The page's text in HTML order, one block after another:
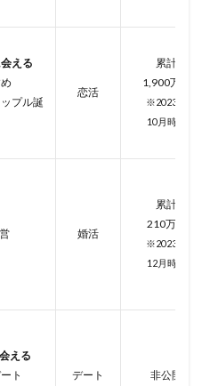
える
プル誕
恋活
累計
1,900万人
※2023年
10月時点
婚活
累計
210万人
※2023年
12月時点
える
ト
デート 非公開